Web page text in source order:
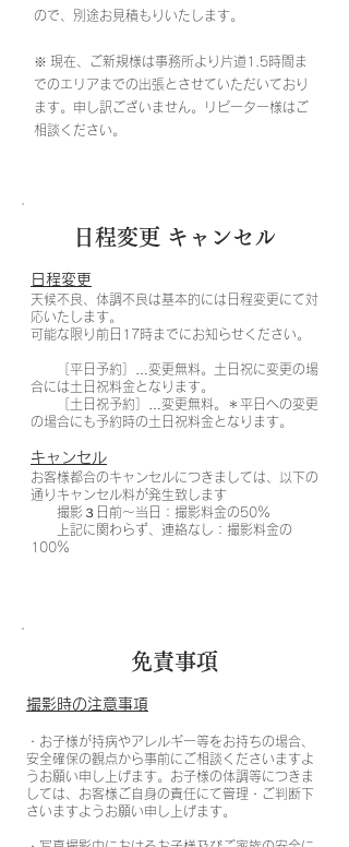
ので、別途お見積もりいたします。
※ 現在、ご新規様は事務所より片道1.5時間ま
でのエリアまでの出張とさせていただいており
ます。申し訳ございません。リピーター様はご
相談ください。
​日程変更 キャンセル
日程変更
天候不良、体調不良は基本的には日程変更にて対
応いたします。
可能な限り前日17時までにお知らせください。
［平日予約］…変更無料。土日祝に変更の場
合には土日祝料金となります。
［土日祝予約］…変更無料。＊平日への変更
の場合にも予約時の土日祝料金となります。
キャンセル
お客様都合のキャンセルにつきましては、以下の
通りキャンセル料が発生致します
撮影３日前〜当日：撮影料金の50％
上記に関わらず、連絡なし：撮影料金の
100％
​免責事項
撮影時の注意事項
・お子様が持病やアレルギー等をお持ちの場合、
安全確保の観点から事前にご相談くださいますよ
うお願い申し上げます。お子様の体調等につきま
しては、お客様ご自身の責任にて管理・ご判断下
さいますようお願い申し上げます。